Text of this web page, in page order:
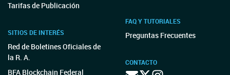
Tarifas de Publicación
SITIOS DE INTERÉS
Red de Boletines Oficiales de
la R. A.
BFA Blockchain Federal
FAQ Y TUTORIALES
Preguntas Frecuentes
CONTACTO